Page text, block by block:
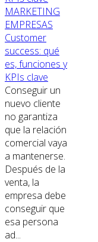
MARKETING
EMPRESAS
Customer
success: qué
es, funciones y
KPIs clave
Conseguir un
nuevo cliente
no garantiza
que la relación
comercial vaya
a mantenerse.
Después de la
venta, la
empresa debe
conseguir que
esa persona
ad...